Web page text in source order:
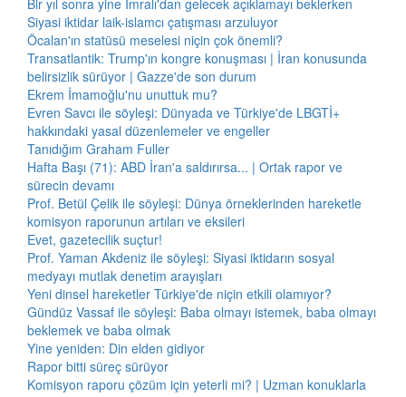
Bir yıl sonra yine İmralı'dan gelecek açıklamayı beklerken
Siyasi iktidar laik-islamcı çatışması arzuluyor
Öcalan'ın statüsü meselesi niçin çok önemli?
Transatlantik: Trump'ın kongre konuşması | İran konusunda
belirsizlik sürüyor | Gazze'de son durum
Ekrem İmamoğlu'nu unuttuk mu?
Evren Savcı ile söyleşi: Dünyada ve Türkiye'de LBGTİ+
hakkındaki yasal düzenlemeler ve engeller
Tanıdığım Graham Fuller
Hafta Başı (71): ABD İran'a saldırırsa... | Ortak rapor ve
sürecin devamı
Prof. Betül Çelik ile söyleşi: Dünya örneklerinden hareketle
komisyon raporunun artıları ve eksileri
Evet, gazetecilik suçtur!
Prof. Yaman Akdeniz ile söyleşi: Siyasi iktidarın sosyal
medyayı mutlak denetim arayışları
Yeni dinsel hareketler Türkiye'de niçin etkili olamıyor?
Gündüz Vassaf ile söyleşi: Baba olmayı istemek, baba olmayı
beklemek ve baba olmak
Yine yeniden: Din elden gidiyor
Rapor bitti süreç sürüyor
Komisyon raporu çözüm için yeterli mi? | Uzman konuklarla